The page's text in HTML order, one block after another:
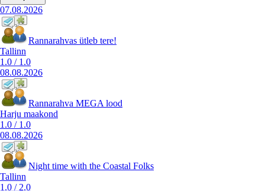
07.08.2026
Rannarahvas ütleb tere!
Tallinn
1.0 / 1.0
08.08.2026
Rannarahva MEGA lood
Harju maakond
1.0 / 1.0
08.08.2026
Night time with the Coastal Folks
Tallinn
1.0 / 2.0